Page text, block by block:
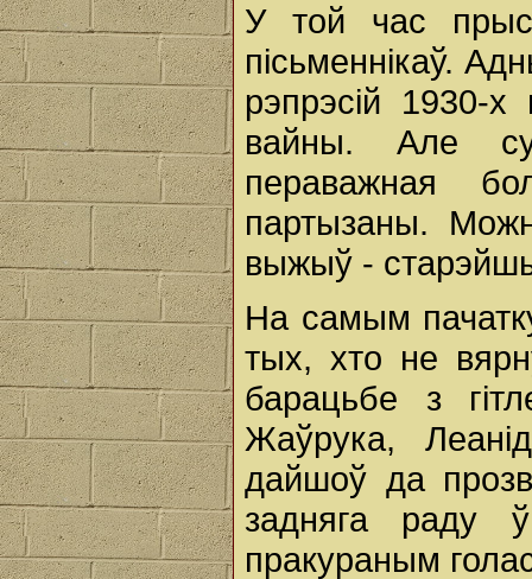
У той час
пісьменнікаў.
рэпрэсій 1930-
вайны. Але
пераважная
партызаны.
выжыў -
На самым
тых, хто не
барацьбе з
Жаўрука,
дайшоў да
задняга раду
пракураным